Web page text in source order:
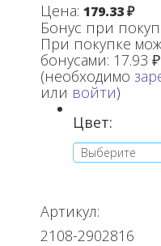
Цена: 179.33 ₽
Бонус при
При покупке
бонусами: 17.93 ₽
(необходимо
или войти)
Цвет:
Артикул:
2108-2902816